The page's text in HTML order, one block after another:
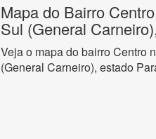
Mapa do Bairro
Sul (General
Veja o mapa do bairro Centro
(General Carneiro), estado